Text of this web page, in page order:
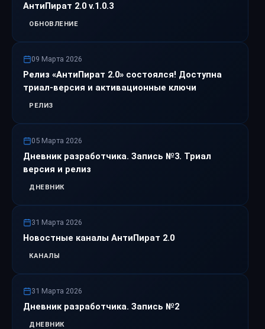
АнтиПират 2.0 v.1.0.3
ОБНОВЛЕНИЕ
09 Марта 2026
Релиз «АнтиПират 2.0» состоялся! Доступна
триал-версия и активационные ключи
РЕЛИЗ
05 Марта 2026
Дневник разработчика. Запись №3. Триал
версия и релиз
ДНЕВНИК
31 Марта 2026
Новостные каналы АнтиПират 2.0
КАНАЛЫ
31 Марта 2026
Дневник разработчика. Запись №2
ДНЕВНИК